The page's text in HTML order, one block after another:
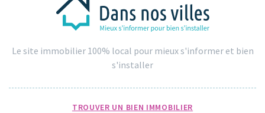
Le site immobilier 100% local pour mieux s'informer et bien
s'installer
TROUVER UN BIEN IMMOBILIER